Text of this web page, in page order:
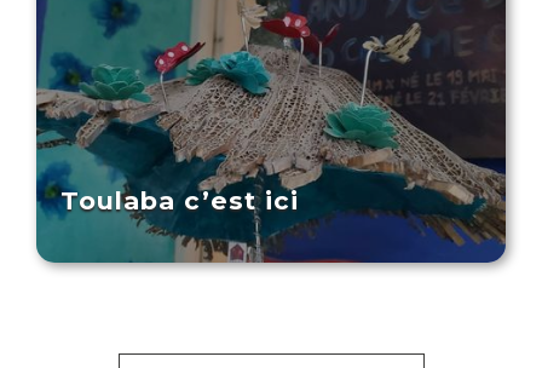
Toulaba c’est ici